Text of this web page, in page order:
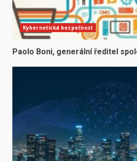
Kybernetická bezpečnost
Paolo Boni, generální ředitel